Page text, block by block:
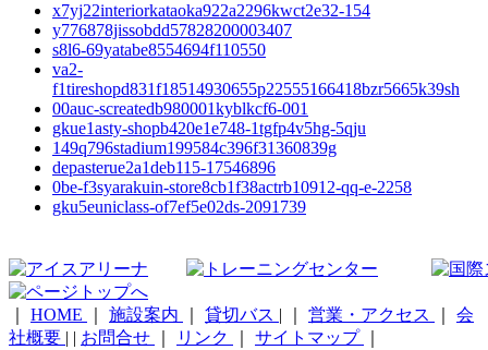
x7yj22interiorkataoka922a2296kwct2e32-154
y776878jissobdd57828200003407
s8l6-69yatabe8554694f110550
va2-
f1tireshopd831f18514930655p22555166418bzr5665k39sh
00auc-screatedb980001kyblkcf6-001
gkue1asty-shopb420e1e748-1tgfp4v5hg-5qju
149q796stadium199584c396f31360839g
depasterue2a1deb115-17546896
0be-f3syarakuin-store8cb1f38actrb10912-qq-e-2258
gku5euniclass-of7ef5e02ds-2091739
HOME 施設案内 貸切バス | 営業・アクセス
会
社概要 | | お問合せ リンク サイトマップ